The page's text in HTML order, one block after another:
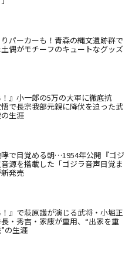
パーカーも！青森の縄文遺跡群で
偶がモチーフのキュートなグッズ
！』小一郎の5万の大軍に徹底抗
で長宗我部元親に降伏を迫った武
生涯
で目覚める朝…1954年公開『ゴジ
源を搭載した「ゴジラ音声目覚ま
発売
！』で萩原護が演じる武将・小堀正
・秀吉・家康が重用、“出家を重
の生涯